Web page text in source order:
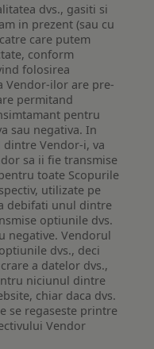
dvs., gasiti si
in prezent (sau cu
care putem
conform
folosirea
Vendor-ilor are pre-
permitand
pentru
sau negativa. In
Vendor-i, va
sa ii fie transmise
toate Scopurile
utilizate pe
debifati unul dintre
optiunile dvs.
negative. Vendorul
dvs., deci
a datelor dvs.,
niciunul dintre
chiar daca dvs.
se regaseste printre
Vendor